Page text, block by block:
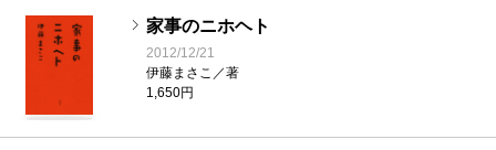
いて、台所のコンロまわりの油はねはもちろん冷
蔵庫の取っ手、食器棚の中、椅子の足、竹のか
ご、電気のスイッチ、ランプシェード、窓の桟、
長押や幅木、玄関のたたき（毎日一度必ず行う）
家事のニホヘト
2012/12/21
伊藤まさこ／著
1,650円